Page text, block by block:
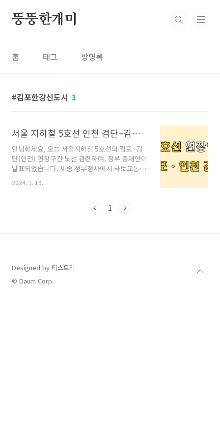
뚱뚱한개미
홈 태그 방명록
김포한강신도시 1
서울 지하철 5호선 인천 검단~김포 연장안 진행 상황
안녕하세요, 오늘 서울지하철 5호선의 김포~검
단(인천) 연장구간 노선 관련하여, 정부 중재안이
발표되었습니다. 세종 정부청사에서 국토교통부
대도시권광역교통위원회(이하 '대광위')의 브리
핑이 있었는데요, 연장구간은 서울 방화역 ~ 인천
재 서울 지하철 5호선의 서편 종착역은 방화역
별시의 방화차량사업소 부지 개발을 추진으로, 5
호선 서부 연장 이슈가 재 부상하게 되었습니다.
작년까지도 인천광역시와 김포 광역시의 노선 연
2024. 1. 19.
1
Designed by 티스토리
© Daum Corp.